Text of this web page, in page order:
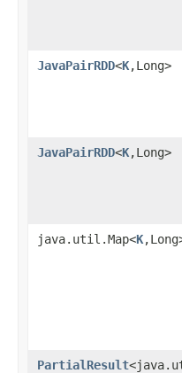
JavaPairRDD<K,Long>
JavaPairRDD<K,Long>
java.util.Map<K
PartialResult